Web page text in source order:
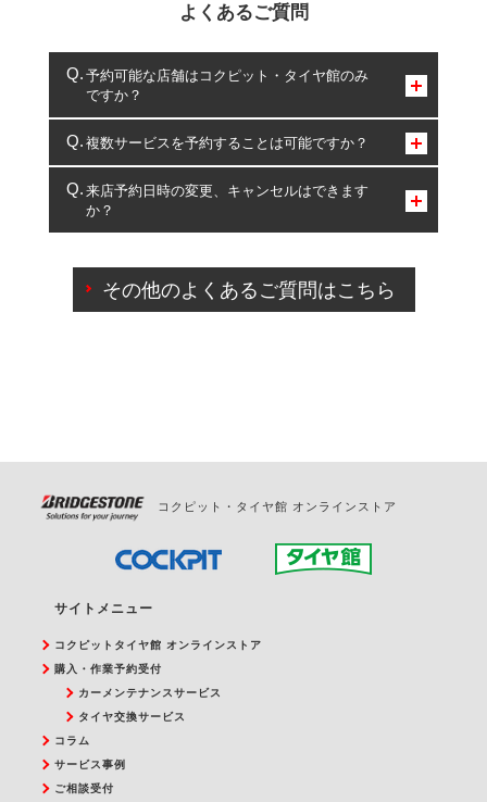
よくあるご質問
予約可能な店舗はコクピット・タイヤ館のみ
ですか？
コクピット・タイヤ館のみとなります。
複数サービスを予約することは可能ですか？
複数サービスのご予約は可能です。
一部の商品・サービスの組み合わせに限り、同時にご予約が
出来ないものもございます。
来店予約日時の変更、キャンセルはできます
か？
ご来店予約日の3営業日前を過ぎている場合のご予約
の日時変更につきましては、直接ご予約の店舗まで
その他のよくあるご質問はこちら
コクピット・タイヤ館 オンラインストア
サイトメニュー
コクピットタイヤ館 オンラインストア
購入・作業予約受付
カーメンテナンスサービス
タイヤ交換サービス
コラム
サービス事例
ご相談受付